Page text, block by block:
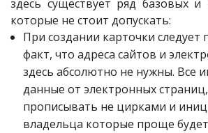
здесь существует ряд базовых
которые не стоит допускать:
При создании карточки следует
факт, что адреса сайтов и
здесь абсолютно не нужны. Все
данные от электронных
прописывать не цирками и
владельца которые проще